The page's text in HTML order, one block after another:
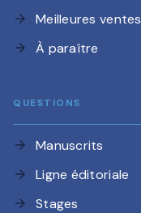
arrow_forward Meilleures ventes
arrow_forward À paraître
QUESTIONS
arrow_forward Manuscrits
arrow_forward Ligne éditoriale
arrow_forward Stages